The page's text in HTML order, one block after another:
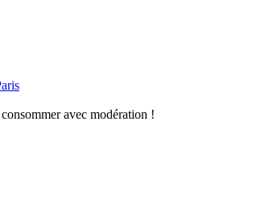
avec modération !